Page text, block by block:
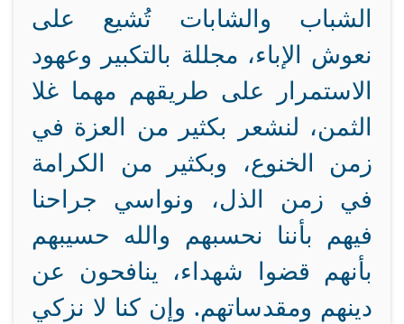
الشباب والشابات تُشيع على
نعوش الإباء، مجللة بالتكبير وعهود
الاستمرار على طريقهم مهما غلا
الثمن، لنشعر بكثير من العزة في
زمن الخنوع، وبكثير من الكرامة
في زمن الذل، ونواسي جراحنا
فيهم بأننا نحسبهم والله حسيبهم
بأنهم قضوا شهداء، ينافحون عن
دينهم ومقدساتهم. وإن كنا لا نزكي